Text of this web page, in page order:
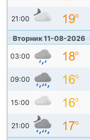
21:00
Вторник 11-08-2026
03:00
09:00
15:00
21:00